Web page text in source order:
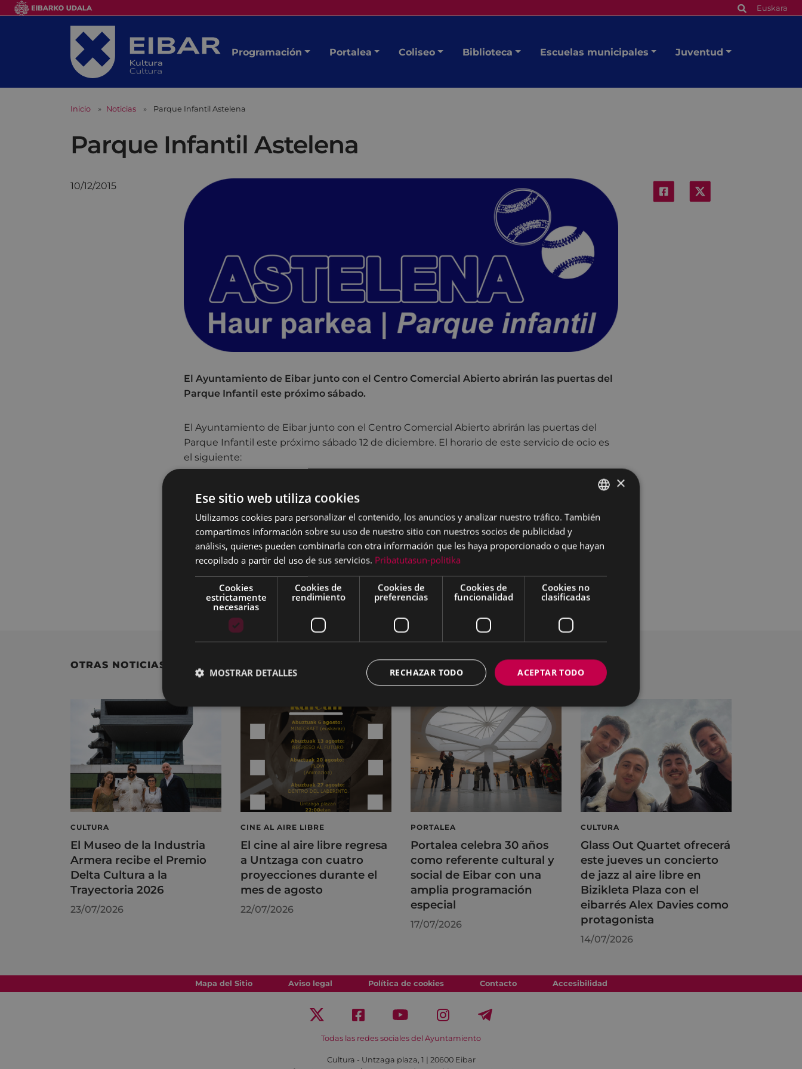
Euskara
Programación Portalea Coliseo Biblioteca Escuelas municipales Juventud
Inicio Noticias Parque Infantil Astelena
Parque Infantil Astelena
10/12/2015
El Ayuntamiento de Eibar junto con el Centro Comercial Abierto abrirán las puertas del
Parque Infantil este próximo sábado.
El Ayuntamiento de Eibar junto con el Centro Comercial Abierto abrirán las puertas del
Parque Infantil este próximo sábado 12 de diciembre. El horario de este servicio de ocio es
el siguiente:
De 16:45 a 20:30h.
Los/as usuarios/as tendrán que abonar la entrada con un derecho de disfrute de 90
minutos.
Precio entrada: 3€ o gratuíto con el bono de los comerciantes.
El aforo en cancha del frontón está limitado a 150 niños/as.
OTRAS NOTICIAS
CULTURA
El Museo de la Industria
Armera recibe el Premio
Delta Cultura a la
Trayectoria 2026
23/07/2026
CINE AL AIRE LIBRE
El cine al aire libre regresa
a Untzaga con cuatro
proyecciones durante el
mes de agosto
22/07/2026
PORTALEA
Portalea celebra 30 años
como referente cultural y
social de Eibar con una
amplia programación
especial
17/07/2026
CULTURA
Glass Out Quartet ofrecerá
este jueves un concierto
de jazz al aire libre en
Bizikleta Plaza con el
eibarrés Alex Davies como
protagonista
14/07/2026
Mapa del Sitio Aviso legal Política de cookies Contacto Accesibilidad
Todas las redes sociales del Ayuntamiento
Cultura - Untzaga plaza, 1 | 20600 Eibar
BASQUE
×
Ese sitio web utiliza cookies
Utilizamos cookies para personalizar el contenido, los anuncios y analizar nuestro tráfico. También
compartimos información sobre su uso de nuestro sitio con nuestros socios de publicidad y
análisis, quienes pueden combinarla con otra información que les haya proporcionado o que hayan
recopilado a partir del uso de sus servicios. Pribatutasun-politika
Cookies
estrictamente
necesarias
Cookies de
rendimiento
Cookies de
preferencias
Cookies de
funcionalidad
Cookies no
clasificadas
ACEPTAR TODO
RECHAZAR TODO
MOSTRAR DETALLES